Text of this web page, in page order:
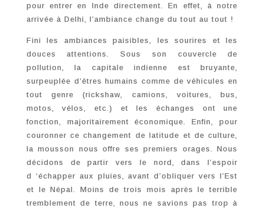
pour entrer en Inde directement. En effet, à notre
arrivée à Delhi, l’ambiance change du tout au tout !
Fini les ambiances paisibles, les sourires et les
douces attentions. Sous son couvercle de
pollution, la capitale indienne est bruyante,
surpeuplée d’êtres humains comme de véhicules en
tout genre (rickshaw, camions, voitures, bus,
motos, vélos, etc.) et les échanges ont une
fonction, majoritairement économique. Enfin, pour
couronner ce changement de latitude et de culture,
la mousson nous offre ses premiers orages. Nous
décidons de partir vers le nord, dans l’espoir
d ‘échapper aux pluies, avant d’obliquer vers l’Est
et le Népal. Moins de trois mois après le terrible
tremblement de terre, nous ne savions pas trop à